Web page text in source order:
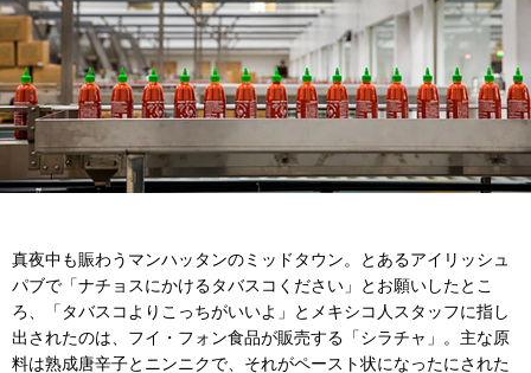
真夜中も賑わうマンハッタンのミッドタウン。とあるアイリッシュ
パブで「ナチョスにかけるタバスコください」とお願いしたとこ
ろ、「タバスコよりこっちがいいよ」とメキシコ人スタッフに指し
出されたのは、フイ・フォン食品が販売する「シラチャ」。主な原
料は熟成唐辛子とニンニクで、それがペースト状になったにされた